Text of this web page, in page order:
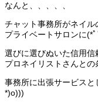
なんと、、、、、
チャット事務所がネイル
プライベートサロンに(*
選びに選びぬいた信用
プロネイリストさんとの
事務所に出張サービス
*)o)))